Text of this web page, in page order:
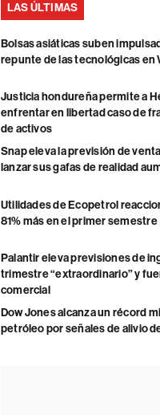
LAS ÚLTIMAS
Bolsas asiáticas suben
repunte de las tecnológicas en
Justicia hondureña permite a
enfrentar en libertad caso de
de activos
Snap eleva la previsión de
lanzar sus gafas de realidad
Utilidades de Ecopetrol
81% más en el primer semestre
Palantir eleva previsiones de
trimestre “extraordinario” y
comercial
Dow Jones alcanza un récord
petróleo por señales de alivio